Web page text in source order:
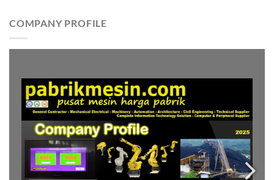
COMPANY PROFILE